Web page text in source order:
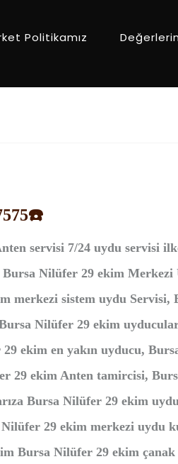
Politikamız
servisi 7/24 uydu servisi
Nilüfer 29 ekim
sistem uydu Servisi,
Nilüfer 29 ekim
ekim en yakın uyducu,
29 ekim Anten tamircisi,
Bursa Nilüfer 29 ekim
29 ekim merkezi
Bursa Nilüfer 29 ekim